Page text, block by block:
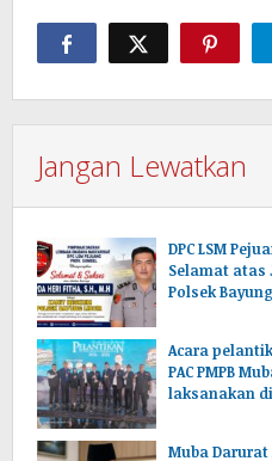
Jangan Lewatkan
DPC LSM
Selamat atas
Polsek
Acara
PAC PMPB
laksanakan
Muba Darurat